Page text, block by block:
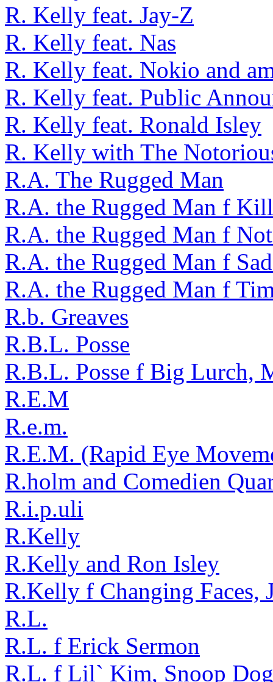
R. Kelly feat. Jay-Z
R. Kelly feat. Nas
R. Kelly feat. Nokio and
R. Kelly feat. Public
R. Kelly feat. Ronald Isley
R. Kelly with The
R.A. The Rugged Man
R.A. the Rugged Man f
R.A. the Rugged Man f
R.A. the Rugged Man f
R.A. the Rugged Man f
R.b. Greaves
R.B.L. Posse
R.B.L. Posse f Big Lurch,
R.E.M
R.e.m.
R.E.M. (Rapid Eye
R.holm and Comedien
R.i.p.uli
R.Kelly
R.Kelly and Ron Isley
R.Kelly f Changing Faces,
R.L.
R.L. f Erick Sermon
R.L. f Lil` Kim, Snoop